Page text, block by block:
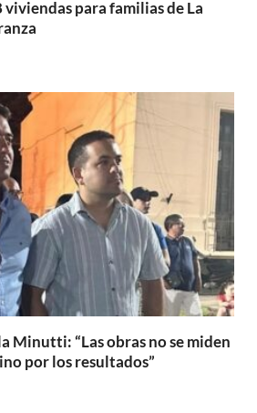
para familias de La
Minutti: “Las obras no se miden
por los resultados”